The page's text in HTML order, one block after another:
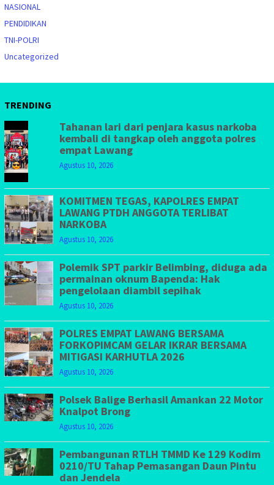
NASIONAL
PENDIDIKAN
TNI-POLRI
Uncategorized
TRENDING
Tahanan lari dari penjara kasus narkoba
kembali di tangkap oleh anggota polres
empat Lawang
Agustus 10, 2026
KOMITMEN TEGAS, KAPOLRES EMPAT
LAWANG PTDH ANGGOTA TERLIBAT
NARKOBA
Agustus 10, 2026
Polemik SPT parkir Belimbing, diduga ada
permainan oknum Bapenda: Hak
pengelolaan diambil sepihak
Agustus 10, 2026
POLRES EMPAT LAWANG BERSAMA
FORKOPIMCAM GELAR IKRAR BERSAMA
MITIGASI KARHUTLA 2026
Agustus 10, 2026
Polsek Balige Berhasil Amankan 22 Motor
Knalpot Brong
Agustus 10, 2026
Pembangunan RTLH TMMD Ke 129 Kodim
0210/TU Tahap Pemasangan Daun Pintu
dan Jendela